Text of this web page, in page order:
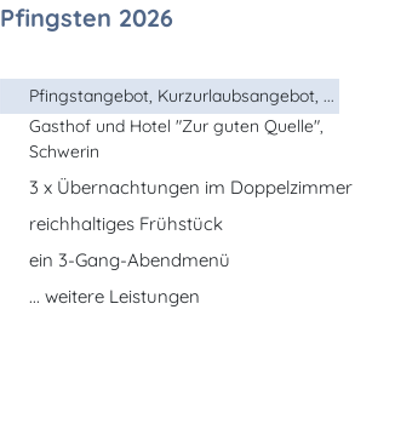
Pfingsten 2026
Pfingstangebot, Kurzurlaubsangebot, ...
Gasthof und Hotel "Zur guten Quelle",
Schwerin
3 x Übernachtungen im Doppelzimmer
reichhaltiges Frühstück
ein 3-Gang-Abendmenü
... weitere Leistungen